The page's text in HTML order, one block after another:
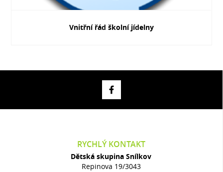
Vnitřní řád školní jídelny
RYCHLÝ KONTAKT
Dětská skupina Snílkov
Repinova 19/3043